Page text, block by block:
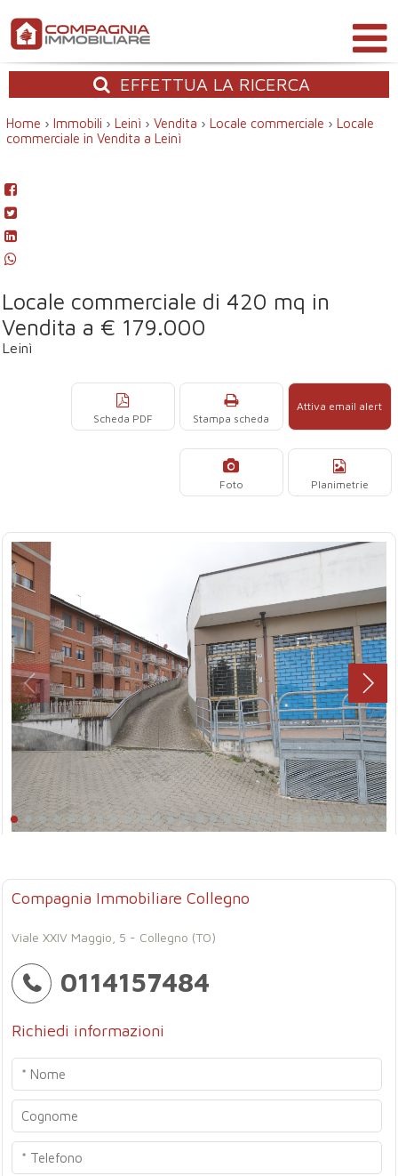
EFFETTUA LA RICERCA
Home › Immobili › Leinì › Vendita › Locale commerciale › Locale
commerciale in Vendita a Leinì
Locale commerciale di 420 mq in
Vendita a € 179.000
Leinì
Attiva email alert
Stampa scheda
Scheda PDF
Planimetrie
Foto
Compagnia Immobiliare Collegno
Viale XXIV Maggio, 5 - Collegno (TO)
0114157484
Richiedi informazioni